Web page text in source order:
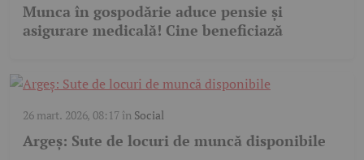
Munca în gospodărie aduce pensie și
asigurare medicală! Cine beneficiază
26 mart. 2026, 08:17în Social
Argeș: Sute de locuri de muncă disponibile